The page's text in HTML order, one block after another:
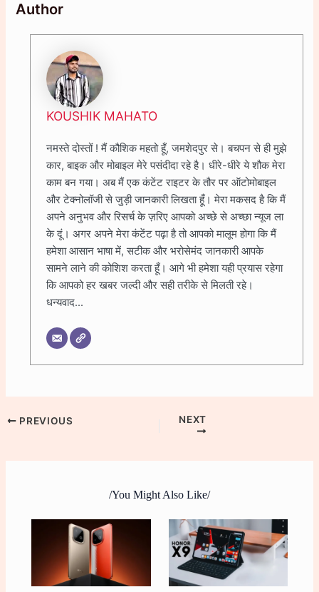
Author
KOUSHIK MAHATO
नमस्ते दोस्तों ! मैं कौशिक महतो हूँ, जमशेदपुर से। बचपन से ही मुझे
कार, बाइक और मोबाइल मेरे पसंदीदा रहे है। धीरे-धीरे ये शौक मेरा
काम बन गया। अब मैं एक कंटेंट राइटर के तौर पर ऑटोमोबाइल
और टेक्नोलॉजी से जुड़ी जानकारी लिखता हूँ। मेरा मकसद है कि मैं
अपने अनुभव और रिसर्च के ज़रिए आपको अच्छे से अच्छा न्यूज ला
के दूं। अगर अपने मेरा कंटेंट पढ़ा है तो आपको मालूम होगा कि मैं
हमेशा आसान भाषा में, सटीक और भरोसेमंद जानकारी आपके
सामने लाने की कोशिश करता हूँ। आगे भी हमेशा यही प्रयास रहेगा
कि आपको हर खबर जल्दी और सही तरीके से मिलती रहे।
धन्यवाद...
PREVIOUS NEXT
/You Might Also Like/